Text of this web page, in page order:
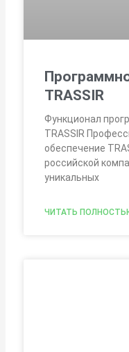
TRASSIR
Функционал
TRASSIR
обеспечение
российской
уникальных
ЧИТАТЬ